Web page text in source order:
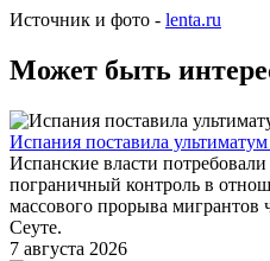
Источник и фото - lenta.ru
Может быть
Испания поставила
Испанские власти
пограничный контроль в
массового прорыва мигрантов
Сеуте.
7 августа 2026